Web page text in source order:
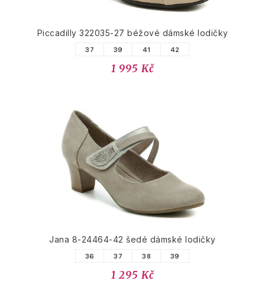
Piccadilly 322035-27 béžové dámské lodičky
37 39 41 42
1 995 Kč
Jana 8-24464-42 šedé dámské lodičky
36 37 38 39
1 295 Kč